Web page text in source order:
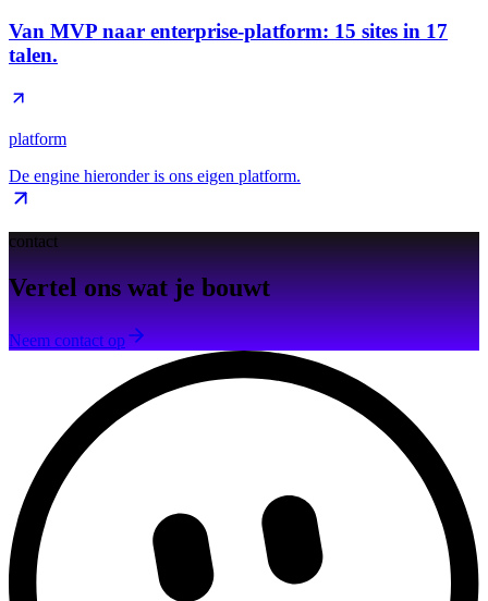
Van MVP naar enterprise-platform: 15 sites in 17
talen.
platform
De engine hieronder is ons eigen platform.
contact
Vertel ons wat je bouwt
Neem contact op